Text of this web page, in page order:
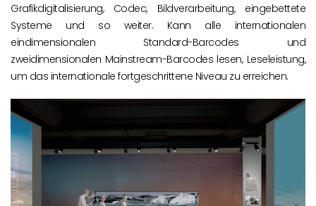
Grafikdigitalisierung, Codec, Bildverarbeitung, eingebettete
Systeme und so weiter. Kann alle internationalen
eindimensionalen Standard-Barcodes und
zweidimensionalen Mainstream-Barcodes lesen, Leseleistung,
um das internationale fortgeschrittene Niveau zu erreichen.